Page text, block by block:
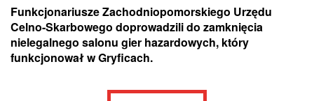
Funkcjonariusze Zachodniopomorskiego Urzędu
Celno-Skarbowego doprowadzili do zamknięcia
nielegalnego salonu gier hazardowych, który
funkcjonował w Gryficach.